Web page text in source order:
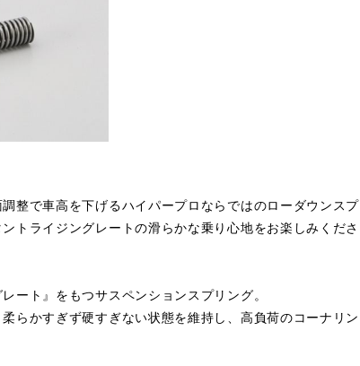
整で車高を下げるハイパープロならではのローダウンスプ
トライジングレートの滑らかな乗り心地をお楽しみくださ
ート』をもつサスペンションスプリング。
らかすぎず硬すぎない状態を維持し、高負荷のコーナリン